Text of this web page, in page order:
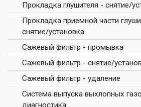
Прокладка глушителя - снятие/
Прокладка приемной части
снятие/установка
Сажевый фильтр - промывка
Сажевый фильтр - снятие/
Сажевый фильтр - удаление
Система выпуска выхлопных
диагностика